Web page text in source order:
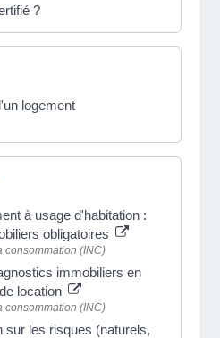
?
logement
à usage d'habitation :
obligatoires
consommation (INC)
immobiliers en
location
consommation (INC)
sur les risques (naturels,